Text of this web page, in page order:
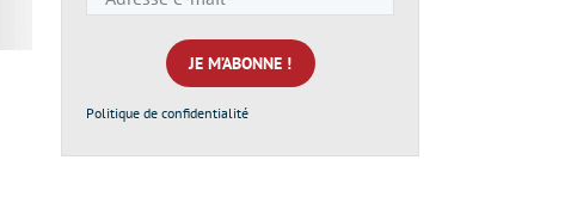
e-
mail
*
Politique de confidentialité